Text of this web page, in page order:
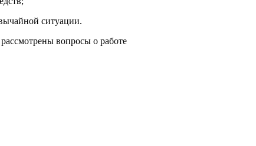
ситуации.
вопросы о работе